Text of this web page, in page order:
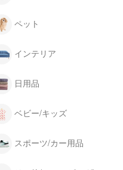
ペット
インテリア
日用品
ベビー/キッズ
スポーツ/カー用品